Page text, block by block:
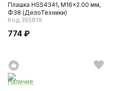
Плашка HSS4341, M16x2.00 мм,
Ф38 (ДелоТехники)
Код 355819
774 ₽
Наличие